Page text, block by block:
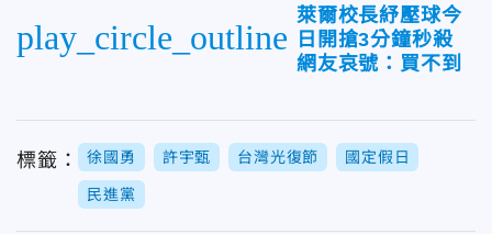
play_circle_outline
萊爾校長紓壓球今
日開搶3分鐘秒殺
網友哀號：買不到
標籤： 徐國勇 許宇甄 台灣光復節 國定假日
民進黨